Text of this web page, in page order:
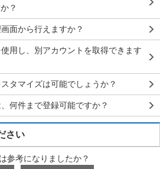
？
面から行えますか？
用し、別アカウントを取得できます
タマイズは可能でしょうか？
何件まで登録可能ですか？
さい
参考になりましたか？